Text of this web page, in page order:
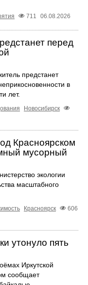
711 06.08.2026
перед
предстанет
в
лет.
Новосибирск
Красноярском
мусорный
экологии
масштабного
Красноярск
606
утонуло пять
Иркутской
сообщает